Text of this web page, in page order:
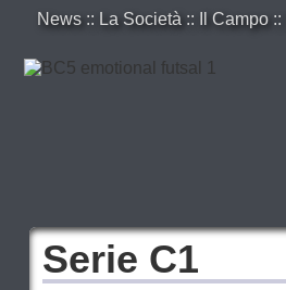
News :: La Società :: Il Campo ::
Serie C1